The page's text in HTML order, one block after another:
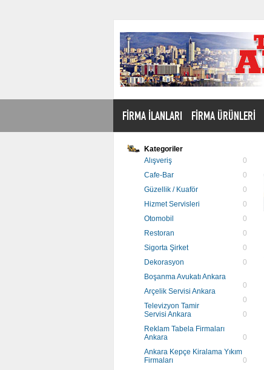
FİRMA İLANLARI FİRMA ÜRÜNLERİ
Kategoriler
Alışveriş
0
Cafe-Bar
0
Güzellik / Kuaför
0
Hizmet Servisleri
0
Otomobil
0
Restoran
0
Sigorta Şirket
0
Dekorasyon
0
Boşanma Avukatı Ankara
0
Arçelik Servisi Ankara
0
Televizyon Tamir
Servisi Ankara
0
Reklam Tabela Firmaları
Ankara
0
Ankara Kepçe Kiralama Yıkım
Firmaları
0